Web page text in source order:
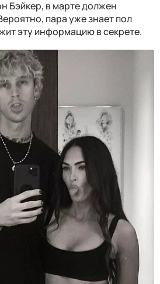
Бэйкер, в марте должен
пара уже знает пол
эту информацию в секрете.